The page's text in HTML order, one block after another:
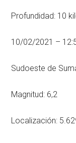
Profundidad: 10
10/02/2021 –
Sudoeste de
Magnitud: 6,2
Localización: